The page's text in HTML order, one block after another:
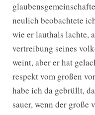
neulich beobachtete
wie er lauthals lachte,
vertreibung seines
weint, aber er hat
respekt vom großen
habe ich da gebrüllt,
sauer, wenn der große